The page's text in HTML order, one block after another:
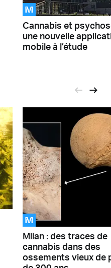
M
Cannabis et
une nouvelle
mobile à l’étude
M
Milan : des traces de
cannabis dans des
ossements vieux de